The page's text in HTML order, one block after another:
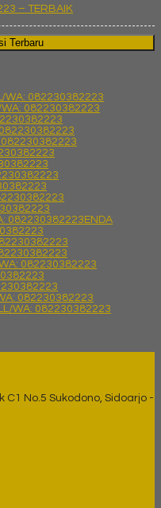
– TERBAIK
Terbaru
WA: 082230382223
WA: 082230382223
082230382223
082230382223
082230382223ENDA
082230382223
082230382223
WA: 082230382223
No.5 Sukodono, Sidoarjo -